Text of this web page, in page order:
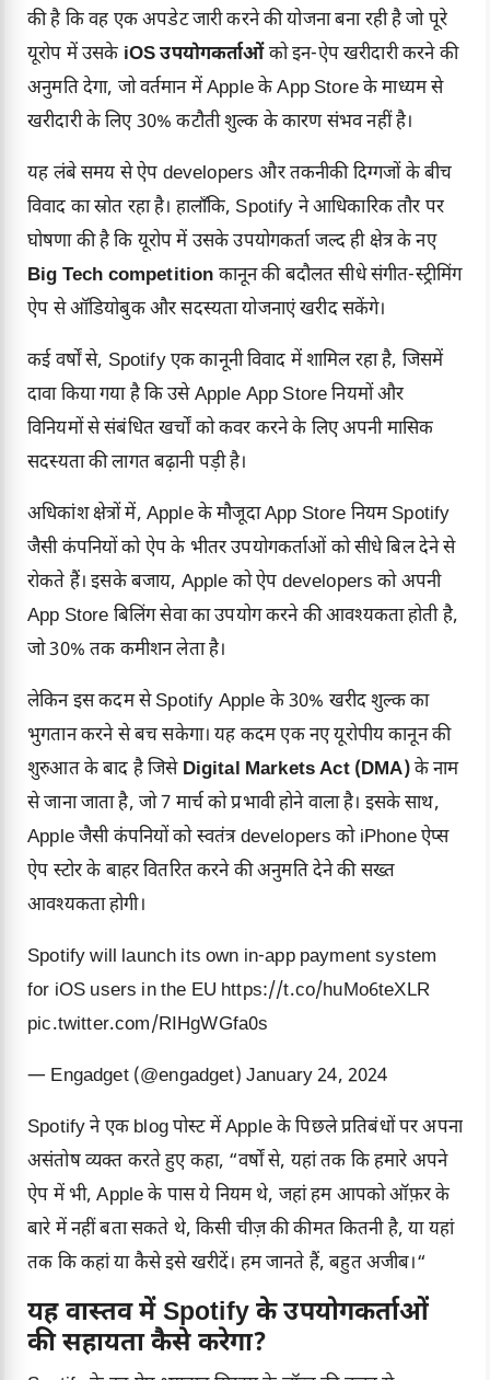
की है कि वह एक अपडेट जारी करने की योजना बना रही है जो पूरे
यूरोप में उसके iOS उपयोगकर्ताओंको इन-ऐप खरीदारी करने की
अनुमति देगा, जो वर्तमान में Apple के App Store के माध्यम से
खरीदारी के लिए 30% कटौती शुल्क के कारण संभव नहीं है।
यह लंबे समय से ऐप developers और तकनीकी दिग्गजों के बीच
विवाद का स्रोत रहा है। हालाँकि, Spotify ने आधिकारिक तौर पर
घोषणा की है कि यूरोप में उसके उपयोगकर्ता जल्द ही क्षेत्र के नए
Big Tech competition कानून की बदौलत सीधे संगीत-स्ट्रीमिंग
ऐप से ऑडियोबुक और सदस्यता योजनाएं खरीद सकेंगे।
कई वर्षों से, Spotify एक कानूनी विवाद में शामिल रहा है, जिसमें
दावा किया गया है कि उसे Apple App Store नियमों और
विनियमों से संबंधित खर्चों को कवर करने के लिए अपनी मासिक
सदस्यता की लागत बढ़ानी पड़ी है।
अधिकांश क्षेत्रों में, Apple के मौजूदा App Store नियम Spotify
जैसी कंपनियों को ऐप के भीतर उपयोगकर्ताओं को सीधे बिल देने से
रोकते हैं। इसके बजाय, Apple को ऐप developers को अपनी
App Store बिलिंग सेवा का उपयोग करने की आवश्यकता होती है,
जो 30% तक कमीशन लेता है।
लेकिन इस कदम से Spotify Apple के 30% खरीद शुल्क का
भुगतान करने से बच सकेगा। यह कदम एक नए यूरोपीय कानून की
शुरुआत के बाद है जिसे Digital Markets Act (DMA)के नाम
से जाना जाता है, जो 7 मार्च को प्रभावी होने वाला है। इसके साथ,
Apple जैसी कंपनियों को स्वतंत्र developers को iPhone ऐप्स
ऐप स्टोर के बाहर वितरित करने की अनुमति देने की सख्त
आवश्यकता होगी।
Spotify will launch its own in-app payment system
for iOS users in the EU https://t.co/huMo6teXLR
pic.twitter.com/RIHgWGfa0s
— Engadget (@engadget) January 24, 2024
Spotify ने एक blog पोस्ट में Apple के पिछले प्रतिबंधों पर अपना
असंतोष व्यक्त करते हुए कहा, “वर्षों से, यहां तक कि हमारे अपने
ऐप में भी, Apple के पास ये नियम थे, जहां हम आपको ऑफ़र के
बारे में नहीं बता सकते थे, किसी चीज़ की कीमत कितनी है, या यहां
तक कि कहां या कैसे इसे खरीदें। हम जानते हैं, बहुत अजीब।“
यह वास्तव में Spotify केउपयोगकर्ताओं
की सहायता कैसे करेगा?